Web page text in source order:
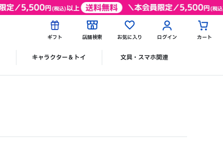
ギフト 店舗検索 お気に入り ログイン カート
キャラクター＆トイ 文具・スマホ関連